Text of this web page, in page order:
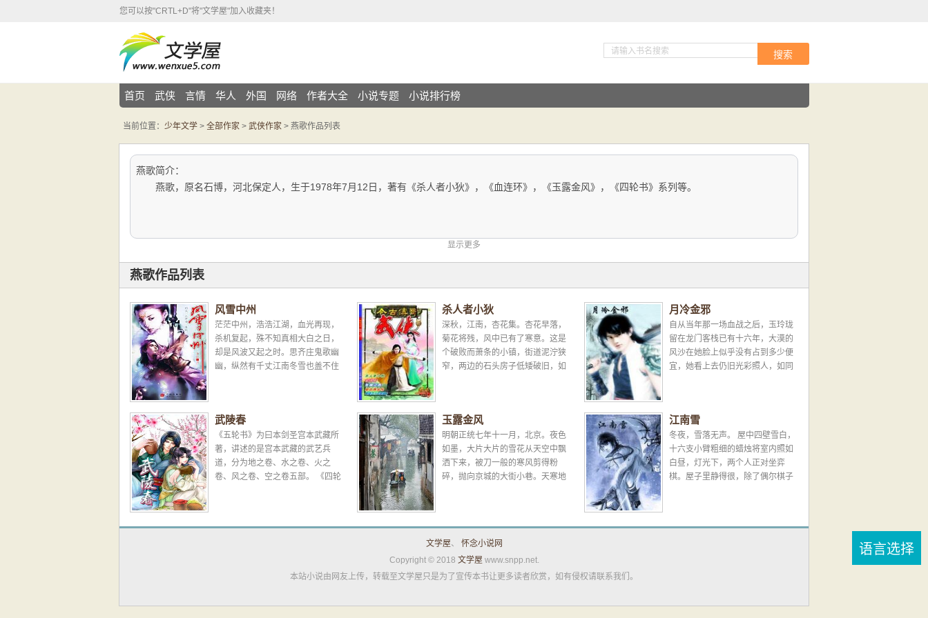
您可以按"CRTL+D"将"文学屋"加入收藏夹！
搜索
首页 武侠 言情 华人 外国 网络 作者大全 小说专题 小说排行榜
当前位置： 少年文学 > 全部作家 > 武侠作家 > 燕歌作品列表
燕歌简介：
燕歌，原名石博，河北保定人，生于1978年7月12日，著有《杀人者小狄》，《血连环》，《玉露金风》，《四轮书》系列等。
显示更多
燕歌作品列表
风雪中州
茫茫中州，浩浩江湖，血光再现，
杀机复起，殊不知真相大白之日，
却是风波又起之时。思齐庄鬼歌幽
幽，纵然有千丈江南冬雪也盖不住
杀人者小狄
深秋，江南，杏花集。杏花早落，
菊花将残，风中已有了寒意。这是
个破败而萧条的小镇，街道泥泞狭
窄，两边的石头房子低矮破旧，如
月冷金邪
自从当年那一场血战之后，玉玲珑
留在龙门客栈已有十六年，大漠的
风沙在她脸上似乎没有占到多少便
宜，她看上去仍旧光彩照人，如同
武陵春
《五轮书》为曰本剑圣宫本武藏所
著，讲述的是宫本武藏的武艺兵
道，分为地之卷、水之卷、火之
卷、风之卷、空之卷五部。 《四轮
玉露金风
明朝正统七年十一月，北京。夜色
如墨，大片大片的雪花从天空中飘
洒下来，被刀一般的寒风剪得粉
碎，抛向京城的大街小巷。天寒地
江南雪
冬夜，雪落无声。 屋中四壁雪白，
十六支小臂粗细的蜡烛将室内照如
白昼，灯光下，两个人正对坐弈
棋。屋子里静得很，除了偶尔棋子
文学屋、 怀念小说网
Copyright © 2018 文学屋 www.snpp.net.
本站小说由网友上传，转载至文学屋只是为了宣传本书让更多读者欣赏，如有侵权请联系我们。
语言选择